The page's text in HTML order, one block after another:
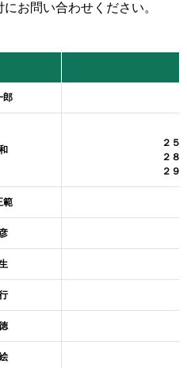
お問い合わせください。
郎
２５
２８
２９
範